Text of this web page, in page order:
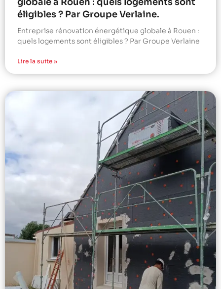
éligibles ? Par Groupe Verlaine.
Entreprise rénovation énergétique globale à Rouen :
quels logements sont éligibles ? Par Groupe Verlaine
Lire la suite »